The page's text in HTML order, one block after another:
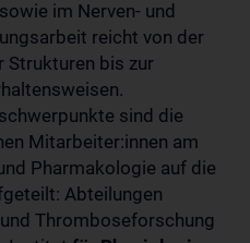
im Nerven- und
reicht von der
Strukturen bis zur
sind die
Mitarbeiter:innen am
Pharmakologie auf die
Abteilungen
Thromboseforschung